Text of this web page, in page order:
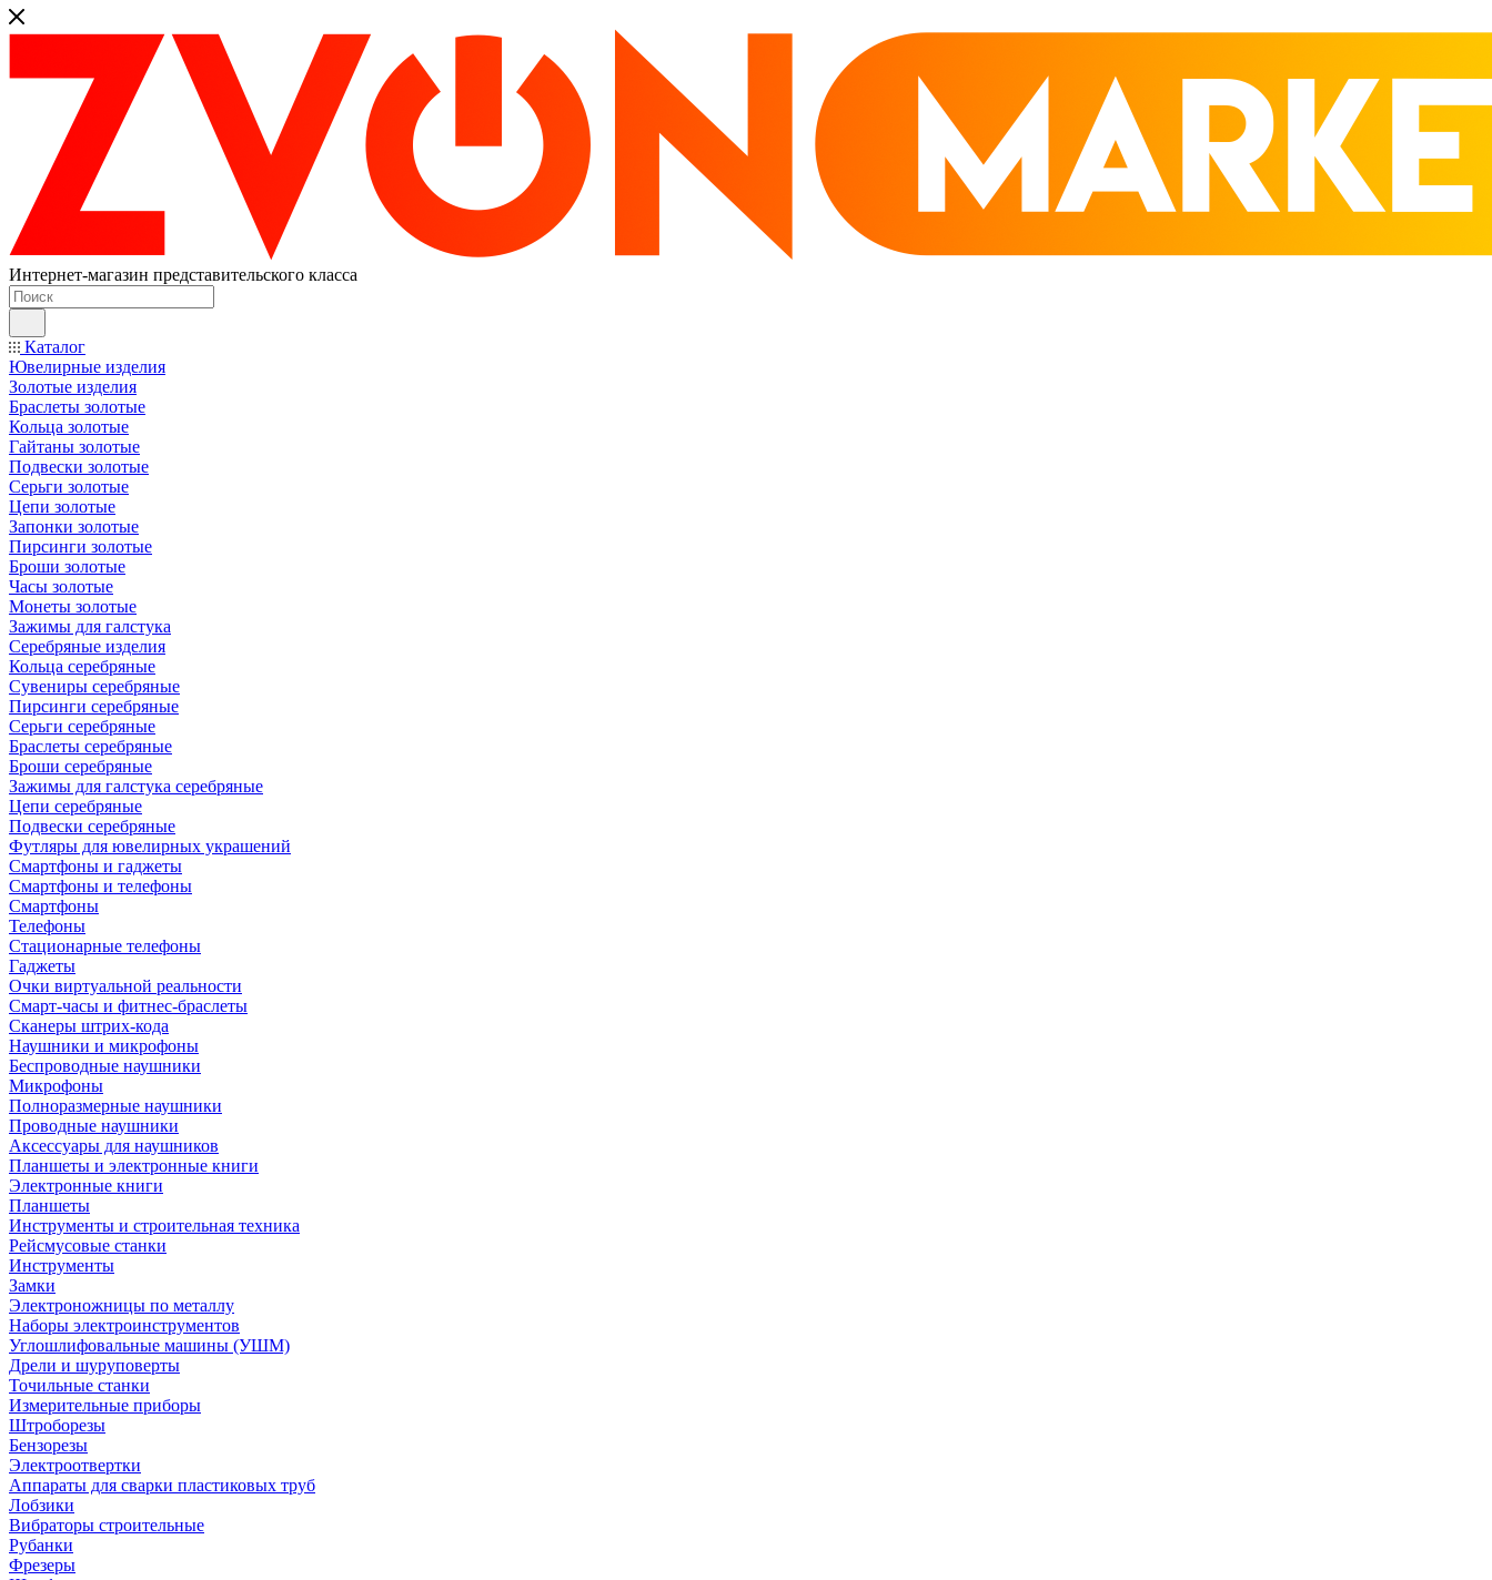
Интернет-магазин представительского класса
Каталог
Ювелирные изделия
Золотые изделия
Браслеты золотые
Кольца золотые
Гайтаны золотые
Подвески золотые
Серьги золотые
Цепи золотые
Запонки золотые
Пирсинги золотые
Броши золотые
Часы золотые
Монеты золотые
Зажимы для галстука
Серебряные изделия
Кольца серебряные
Сувениры серебряные
Пирсинги серебряные
Серьги серебряные
Браслеты серебряные
Броши серебряные
Зажимы для галстука серебряные
Цепи серебряные
Подвески серебряные
Футляры для ювелирных украшений
Смартфоны и гаджеты
Смартфоны и телефоны
Смартфоны
Телефоны
Стационарные телефоны
Гаджеты
Очки виртуальной реальности
Смарт-часы и фитнес-браслеты
Сканеры штрих-кода
Наушники и микрофоны
Беспроводные наушники
Микрофоны
Полноразмерные наушники
Проводные наушники
Аксессуары для наушников
Планшеты и электронные книги
Электронные книги
Планшеты
Инструменты и строительная техника
Рейсмусовые станки
Инструменты
Замки
Электроножницы по металлу
Наборы электроинструментов
Углошлифовальные машины (УШМ)
Дрели и шуруповерты
Точильные станки
Измерительные приборы
Штроборезы
Бензорезы
Электроотвертки
Аппараты для сварки пластиковых труб
Лобзики
Вибраторы строительные
Рубанки
Фрезеры